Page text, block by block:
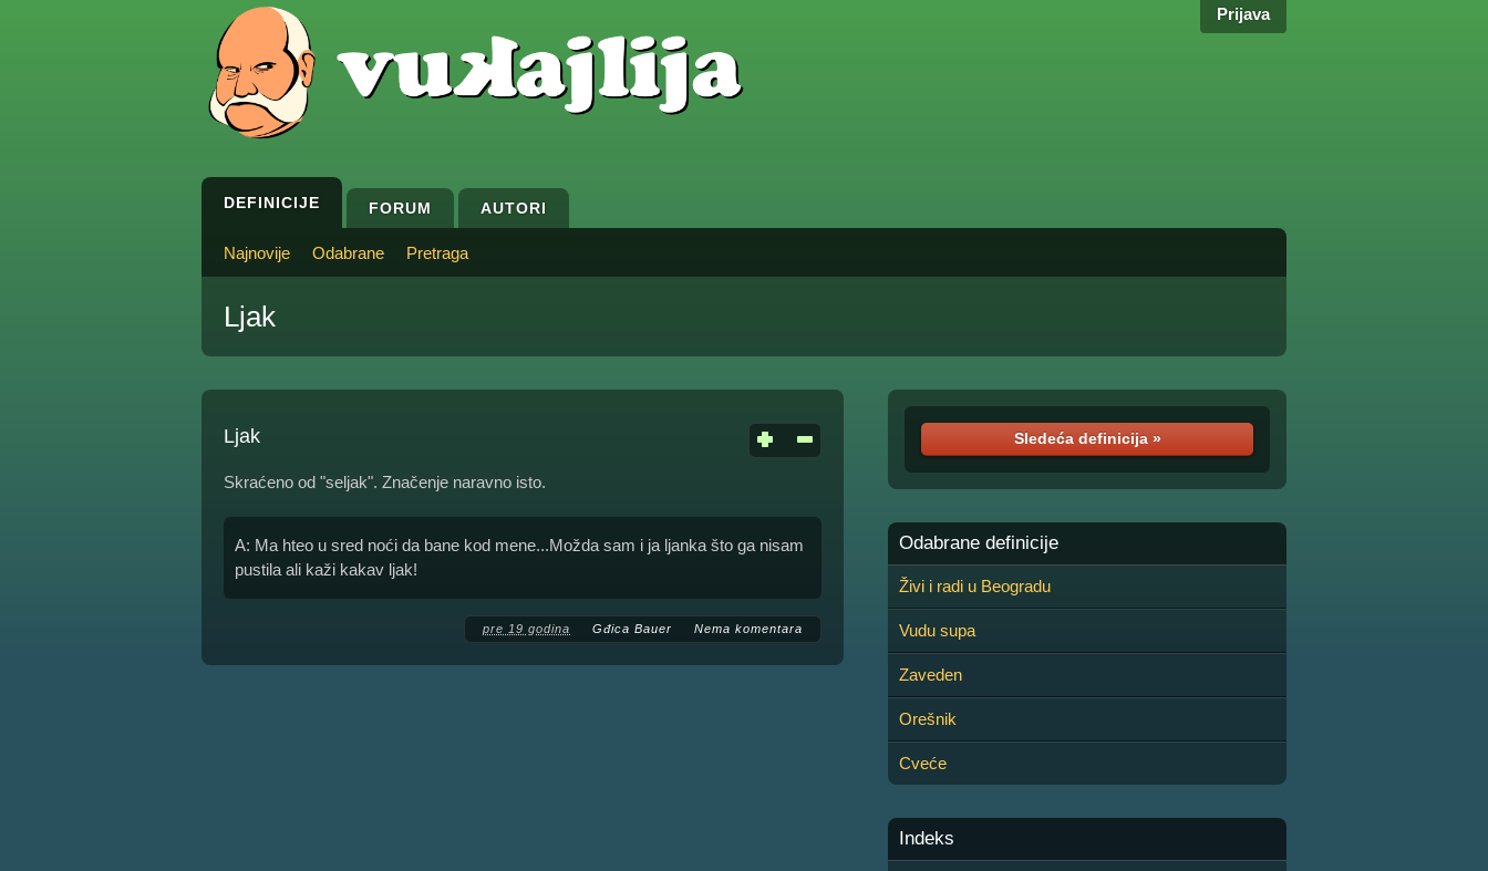
Prijava
DEFINICIJE FORUM AUTORI
Najnovije Odabrane Pretraga
Ljak
Ljak
Skraćeno od "seljak". Značenje naravno isto.
A: Ma hteo u sred noći da bane kod mene...Možda sam i ja ljanka što ga nisam
pustila ali kaži kakav ljak!
pre 19 godina Gđica Bauer Nema komentara
Sledeća definicija »
Odabrane definicije
Živi i radi u Beogradu
Vudu supa
Zaveden
Orešnik
Cveće
Indeks